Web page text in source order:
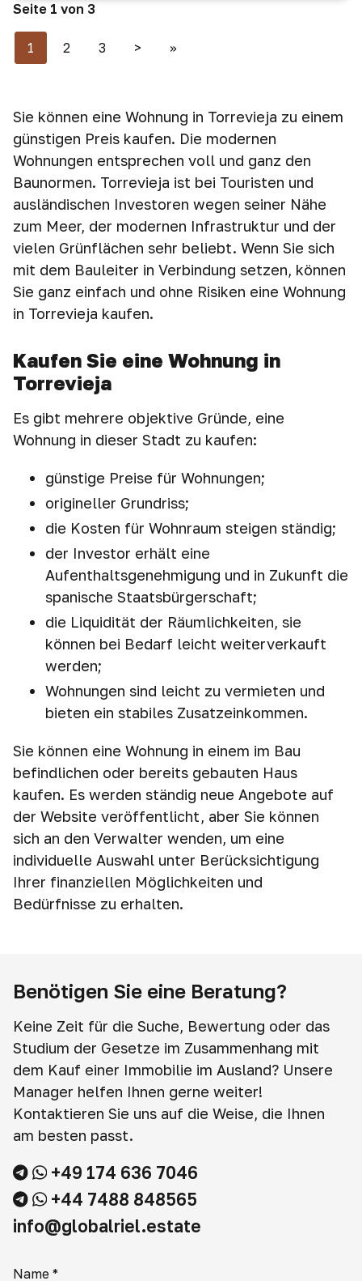
Seite 1 von 3
1 2 3 > >>
Sie können eine Wohnung in Torrevieja zu einem
günstigen Preis kaufen. Die modernen
Wohnungen entsprechen voll und ganz den
Baunormen. Torrevieja ist bei Touristen und
ausländischen Investoren wegen seiner Nähe
zum Meer, der modernen Infrastruktur und der
vielen Grünflächen sehr beliebt. Wenn Sie sich
mit dem Bauleiter in Verbindung setzen, können
Sie ganz einfach und ohne Risiken eine Wohnung
in Torrevieja kaufen.
Kaufen Sie eine Wohnung in
Torrevieja
Es gibt mehrere objektive Gründe, eine
Wohnung in dieser Stadt zu kaufen:
günstige Preise für Wohnungen;
origineller Grundriss;
die Kosten für Wohnraum steigen ständig;
der Investor erhält eine
Aufenthaltsgenehmigung und in Zukunft die
spanische Staatsbürgerschaft;
die Liquidität der Räumlichkeiten, sie
können bei Bedarf leicht weiterverkauft
werden;
Wohnungen sind leicht zu vermieten und
bieten ein stabiles Zusatzeinkommen.
Sie können eine Wohnung in einem im Bau
befindlichen oder bereits gebauten Haus
kaufen. Es werden ständig neue Angebote auf
der Website veröffentlicht, aber Sie können
sich an den Verwalter wenden, um eine
individuelle Auswahl unter Berücksichtigung
Ihrer finanziellen Möglichkeiten und
Bedürfnisse zu erhalten.
Benötigen Sie eine Beratung?
Keine Zeit für die Suche, Bewertung oder das
Studium der Gesetze im Zusammenhang mit
dem Kauf einer Immobilie im Ausland? Unsere
Manager helfen Ihnen gerne weiter!
Kontaktieren Sie uns auf die Weise, die Ihnen
am besten passt.
+49 174 636 7046
+44 7488 848565
info@globalriel.estate
Name *